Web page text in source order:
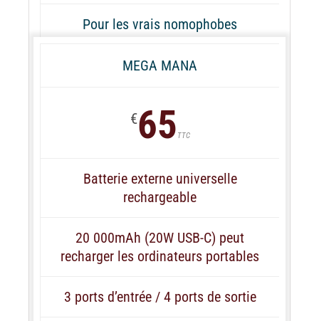
Pour les vrais nomophobes
MEGA MANA
€65 TTC
Batterie externe universelle
rechargeable
20 000mAh (20W USB-C) peut
recharger les ordinateurs portables
3 ports d’entrée / 4 ports de sortie